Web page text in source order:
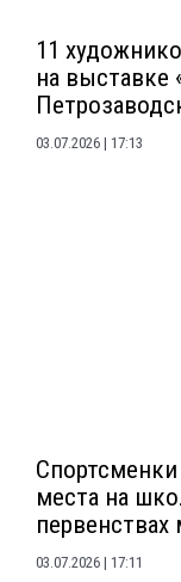
11
на выставке
03.07.2026 17:13
места на
03.07.2026 17:11